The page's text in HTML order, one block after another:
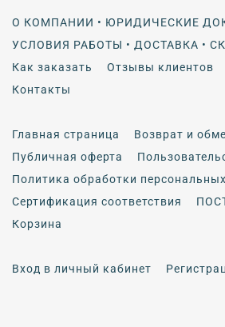
О КОМПАНИИ • ЮРИДИЧЕСКИЕ
УСЛОВИЯ РАБОТЫ • ДОСТАВКА •
Как заказать
Отзывы клиентов
Контакты
Главная страница
Возврат и
Публичная оферта
Политика обработки
Сертификация соответствия
Корзина
Вход в личный кабинет